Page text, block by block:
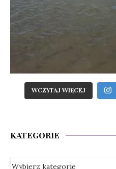
WCZYTAJ WIĘCEJ
KATEGORIE